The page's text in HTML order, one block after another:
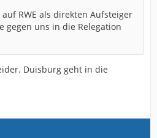
RWE als direkten Aufsteiger
gegen uns in die Relegation
Duisburg geht in die